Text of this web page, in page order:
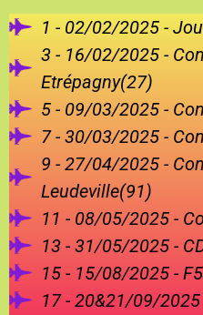
1 - 02/02/2025 -
3 - 16/02/2025 -
Etrépagny(27)
5 - 09/03/2025 -
7 - 30/03/2025 -
9 - 27/04/2025 -
Leudeville(91)
11 - 08/05/2025 -
13 - 31/05/2025 -
15 - 15/08/2025 -
17 - 20&21/09/2025